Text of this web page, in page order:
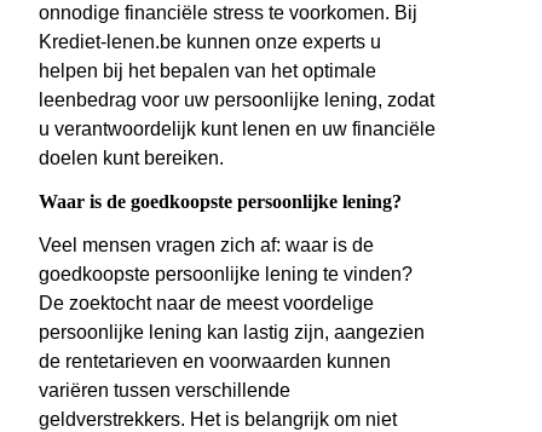
onnodige financiële stress te voorkomen. Bij
Krediet-lenen.be kunnen onze experts u
helpen bij het bepalen van het optimale
leenbedrag voor uw persoonlijke lening, zodat
u verantwoordelijk kunt lenen en uw financiële
doelen kunt bereiken.
Waar is de goedkoopste persoonlijke lening?
Veel mensen vragen zich af: waar is de
goedkoopste persoonlijke lening te vinden?
De zoektocht naar de meest voordelige
persoonlijke lening kan lastig zijn, aangezien
de rentetarieven en voorwaarden kunnen
variëren tussen verschillende
geldverstrekkers. Het is belangrijk om niet